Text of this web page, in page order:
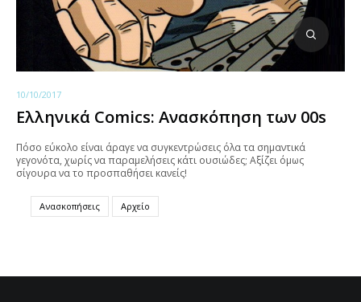
10/10/2017
Ελληνικά Comics: Ανασκόπηση των 00s
Πόσο εύκολο είναι άραγε να συγκεντρώσεις όλα τα σημαντικά
γεγονότα, χωρίς να παραμελήσεις κάτι ουσιώδες; Αξίζει όμως
σίγουρα να το προσπαθήσει κανείς!
Ανασκοπήσεις Αρχείο